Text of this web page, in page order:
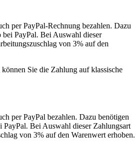
per PayPal-Rechnung bezahlen. Dazu
PayPal. Bei Auswahl dieser
von 3% auf den
Sie die Zahlung auf klassische
per PayPal bezahlen. Dazu benötigen
PayPal. Bei Auswahl dieser Zahlungsart
von 3% auf den Warenwert erhoben.